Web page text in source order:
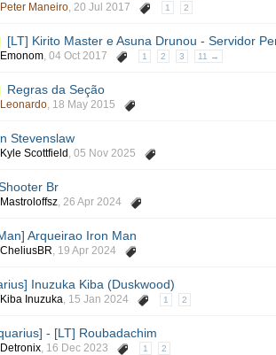
Peter Maneiro, 20 Jul 2017 1 2
[LT] Kirito Master e Asuna Drunou - Servidor
Emonom, 04 Oct 2017 1 2 3 11 →
Regras da Seção
Leonardo, 18 May 2015
Stevenslaw
Kyle Scottfield , 05 Nov 2025
Br
Mastroloffsz, 26 Apr 2024
Arqueirao Iron Man
CheliusBR, 19 Apr 2024
Inuzuka Kiba (Duskwood)
Kiba Inuzuka, 15 Jan 2024 1 2
- [LT] Roubadachim
Detronix, 16 Dec 2023 1 2